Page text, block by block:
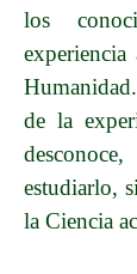
los
de la
estudiarlo,
la Ciencia